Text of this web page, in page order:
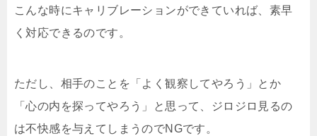
こんな時にキャリブレーションができていれば、素早
く対応できるのです。
ただし、相手のことを「よく観察してやろう」とか
「心の内を探ってやろう」と思って、ジロジロ見るの
は不快感を与えてしまうのでNGです。